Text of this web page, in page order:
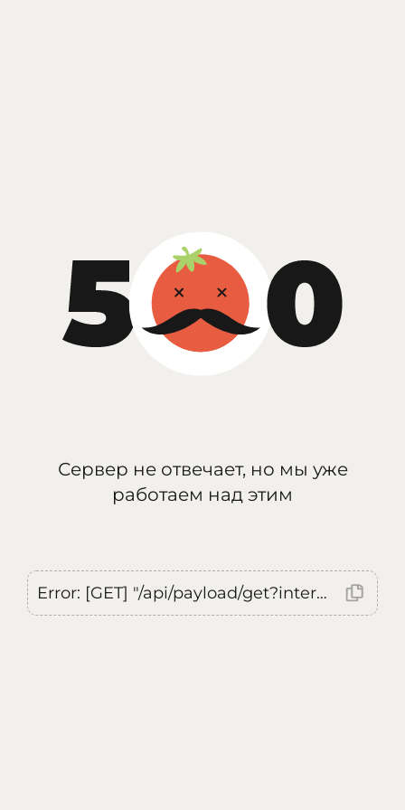
Сервер не отвечает, но мы уже
работаем над этим
Error: [GET] "/api/payload/get?internal=true&currentLocale=ru": <no response> Failed to fetch